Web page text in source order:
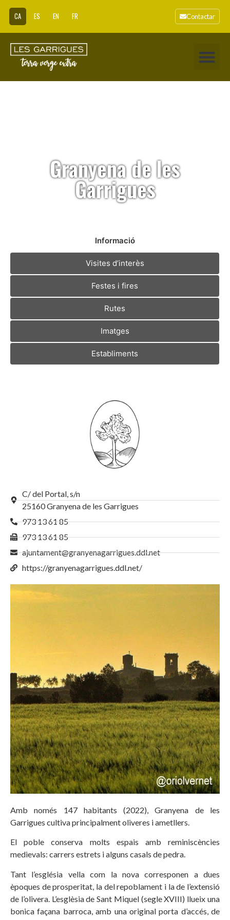
CA ES EN FR Contactar
Granyena de les
Garrigues
Informació
Visites d’interès
Festes i fires
Rutes
Imatges
Establiments
C/ del Portal, s/n
25160 Granyena de les Garrigues
973 13 61 85
973 13 61 85
ajuntament@granyenagarrigues.ddl.net
https://granyenagarrigues.ddl.net/
Amb només 147 habitants (2022), Granyena de les
Garrigues cultiva principalment oliveres i ametllers.
El poble conserva molts espais amb reminiscències
medievals: carrers estrets i alguns casals de pedra.
Tant l’església vella com la nova corresponen a dues
èpoques de prosperitat, la del repoblament i la de l’extensió
de l’olivera. L’esglèsia de Sant Miquel (segle XVIII) llueix una
bonica façana barroca, amb una original porta d’accés, de